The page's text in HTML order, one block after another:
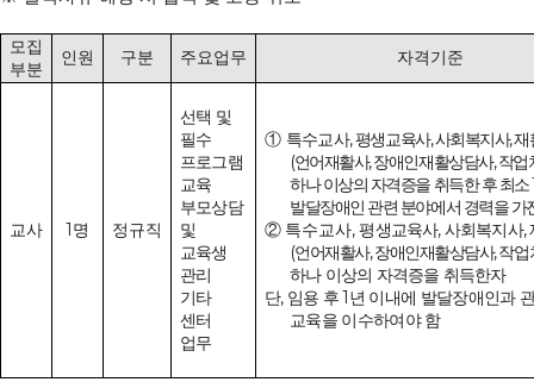
모집
부분
인원 구분 주요업무 자격기준
교사 1 명 정규직
선택 및
필수
프로그램
교육
부모상담
및
교육생
관리
기타
센터
업무
① 특수교사,평생교육사,사회복지사,재
(언어재활사,장애인재활상담사,작업
하나 이상의 자격증을 취득한 후 최소
발달장애인 관련 분야에서 경력을 가
② 특수교사, 평생교육사, 사회복지사,
(언어재활사,장애인재활상담사,작업
하나 이상의 자격증을 취득한자
단, 임용 후1 년 이내에 발달장애인과
교육을 이수하여야 함